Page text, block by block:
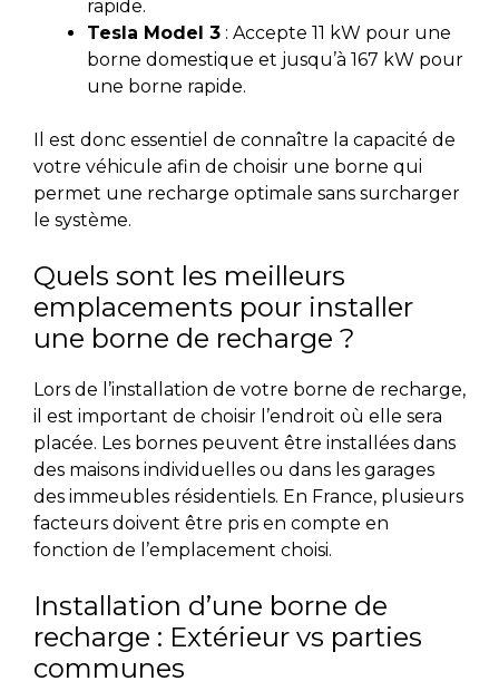
rapide.
Tesla Model 3 : Accepte 11 kW pour une
borne domestique et jusqu’à 167 kW pour
une borne rapide.
Il est donc essentiel de connaître la capacité de
votre véhicule afin de choisir une borne qui
permet une recharge optimale sans surcharger
le système.
Quels sont les meilleurs
emplacements pour installer
une borne de recharge ?
Lors de l’installation de votre borne de recharge,
il est important de choisir l’endroit où elle sera
placée. Les bornes peuvent être installées dans
des maisons individuelles ou dans les garages
des immeubles résidentiels. En France, plusieurs
facteurs doivent être pris en compte en
fonction de l’emplacement choisi.
Installation d’une borne de
recharge : Extérieur vs parties
communes